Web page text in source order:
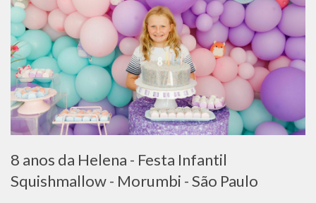
8 anos da Helena - Festa Infantil
Squishmallow - Morumbi - São Paulo